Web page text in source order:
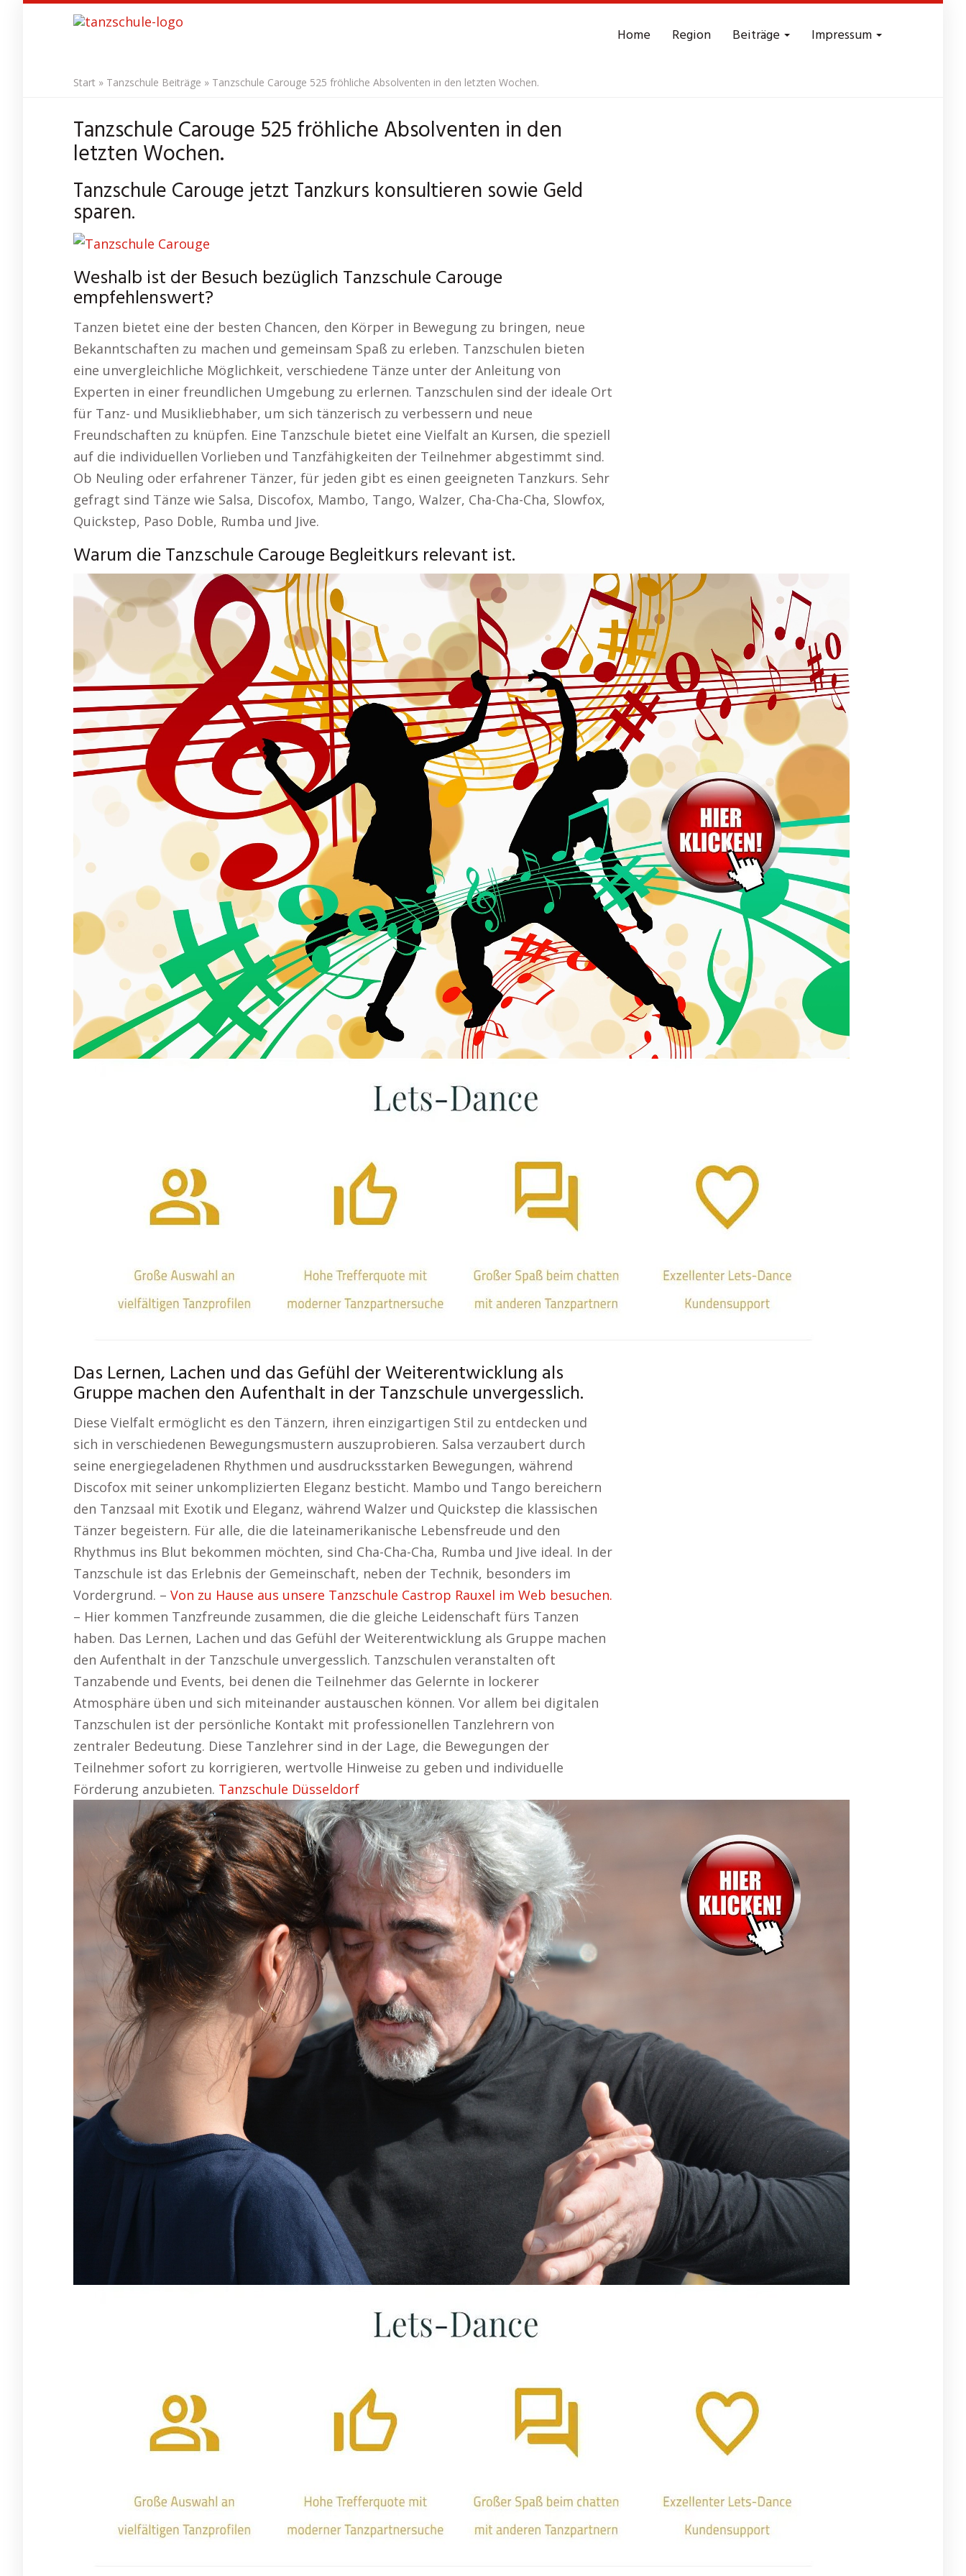
Home Region Beiträge Impressum
Start » Tanzschule Beiträge » Tanzschule Carouge 525 fröhliche Absolventen in den letzten Wochen.
Tanzschule Carouge 525 fröhliche Absolventen in den
letzten Wochen.
Tanzschule Carouge jetzt Tanzkurs konsultieren sowie Geld
sparen.
Weshalb ist der Besuch bezüglich Tanzschule Carouge
empfehlenswert?
Tanzen bietet eine der besten Chancen, den Körper in Bewegung zu bringen, neue
Bekanntschaften zu machen und gemeinsam Spaß zu erleben. Tanzschulen bieten
eine unvergleichliche Möglichkeit, verschiedene Tänze unter der Anleitung von
Experten in einer freundlichen Umgebung zu erlernen. Tanzschulen sind der ideale Ort
für Tanz- und Musikliebhaber, um sich tänzerisch zu verbessern und neue
Freundschaften zu knüpfen. Eine Tanzschule bietet eine Vielfalt an Kursen, die speziell
auf die individuellen Vorlieben und Tanzfähigkeiten der Teilnehmer abgestimmt sind.
Ob Neuling oder erfahrener Tänzer, für jeden gibt es einen geeigneten Tanzkurs. Sehr
gefragt sind Tänze wie Salsa, Discofox, Mambo, Tango, Walzer, Cha-Cha-Cha, Slowfox,
Quickstep, Paso Doble, Rumba und Jive.
Warum die Tanzschule Carouge Begleitkurs relevant ist.
Das Lernen, Lachen und das Gefühl der Weiterentwicklung als
Gruppe machen den Aufenthalt in der Tanzschule unvergesslich.
Diese Vielfalt ermöglicht es den Tänzern, ihren einzigartigen Stil zu entdecken und
sich in verschiedenen Bewegungsmustern auszuprobieren. Salsa verzaubert durch
seine energiegeladenen Rhythmen und ausdrucksstarken Bewegungen, während
Discofox mit seiner unkomplizierten Eleganz besticht. Mambo und Tango bereichern
den Tanzsaal mit Exotik und Eleganz, während Walzer und Quickstep die klassischen
Tänzer begeistern. Für alle, die die lateinamerikanische Lebensfreude und den
Rhythmus ins Blut bekommen möchten, sind Cha-Cha-Cha, Rumba und Jive ideal. In der
Tanzschule ist das Erlebnis der Gemeinschaft, neben der Technik, besonders im
Vordergrund. – Von zu Hause aus unsere Tanzschule Castrop Rauxel im Web besuchen.
– Hier kommen Tanzfreunde zusammen, die die gleiche Leidenschaft fürs Tanzen
haben. Das Lernen, Lachen und das Gefühl der Weiterentwicklung als Gruppe machen
den Aufenthalt in der Tanzschule unvergesslich. Tanzschulen veranstalten oft
Tanzabende und Events, bei denen die Teilnehmer das Gelernte in lockerer
Atmosphäre üben und sich miteinander austauschen können. Vor allem bei digitalen
Tanzschulen ist der persönliche Kontakt mit professionellen Tanzlehrern von
zentraler Bedeutung. Diese Tanzlehrer sind in der Lage, die Bewegungen der
Teilnehmer sofort zu korrigieren, wertvolle Hinweise zu geben und individuelle
Förderung anzubieten. Tanzschule Düsseldorf